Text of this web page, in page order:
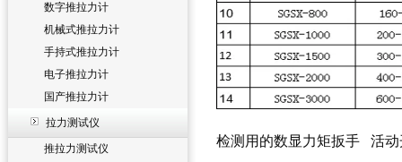
数字推拉力计
机械式推拉力计
手持式推拉力计
电子推拉力计
国产推拉力计
拉力测试仪
推拉力测试仪
检测用的数显力矩扳手 活动